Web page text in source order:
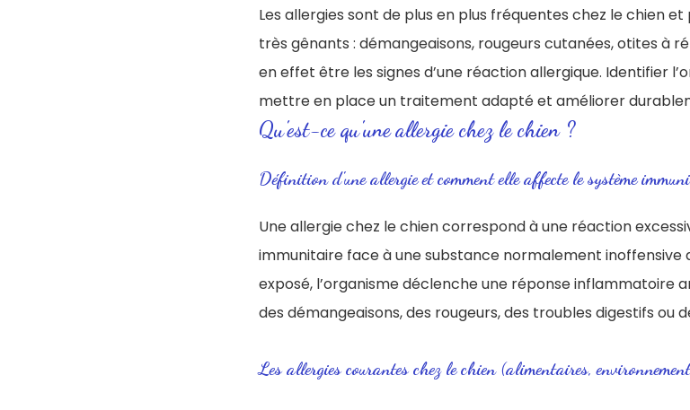
Les allergies sont de plus en plus fréquentes chez le chien
très gênants : démangeaisons, rougeurs cutanées, otites à
en effet être les signes d’une réaction allergique. Identifier
mettre en place un traitement adapté et améliorer
Qu'est-ce qu'une allergie chez le chien ?
Définition d'une allergie et comment elle affecte le système
Une allergie chez le chien correspond à une réaction
immunitaire face à une substance normalement inoffensive
exposé, l’organisme déclenche une réponse inflammatoire
des démangeaisons, des rougeurs, des troubles digestifs ou
Les allergies courantes chez le chien (alimentaires,